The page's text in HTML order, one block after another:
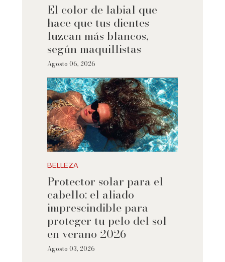
El color de labial que
hace que tus dientes
luzcan más blancos,
según maquillistas
Agosto 06, 2026
BELLEZA
Protector solar para el
cabello: el aliado
imprescindible para
proteger tu pelo del sol
en verano 2026
Agosto 03, 2026